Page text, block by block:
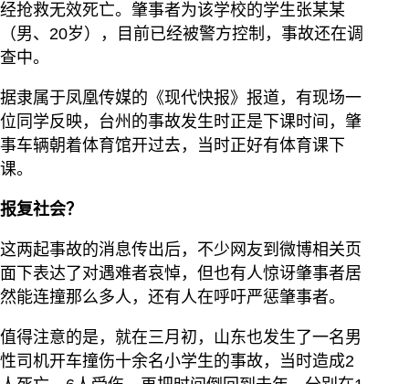
经抢救无效死亡。肇事者为该学校的学生张某某
（男、20岁），目前已经被警方控制，事故还在调
查中。
据隶属于凤凰传媒的《现代快报》报道，有现场一
位同学反映，台州的事故发生时正是下课时间，肇
事车辆朝着体育馆开过去，当时正好有体育课下
课。
报复社会？
这两起事故的消息传出后，不少网友到微博相关页
面下表达了对遇难者哀悼，但也有人惊讶肇事者居
然能连撞那么多人，还有人在呼吁严惩肇事者。
值得注意的是，就在三月初，山东也发生了一名男
性司机开车撞伤十余名小学生的事故，当时造成2